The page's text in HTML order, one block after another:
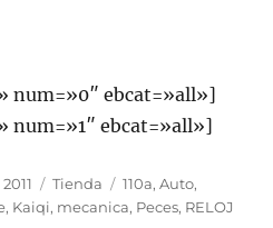
num=»0″ ebcat=»all»]
num=»1″ ebcat=»all»]
Categorías
Tienda Etiquetas
110a,Auto,
, Kaiqi, mecanica, Peces, RELOJ